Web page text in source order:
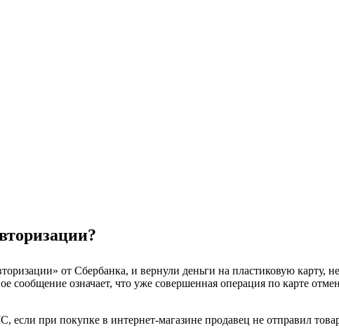
от Сбербанка, и вернули деньги на пластиковую карту,
сообщение означает, что уже совершенная операция по карте
при покупке в интернет-магазине продавец не отправил